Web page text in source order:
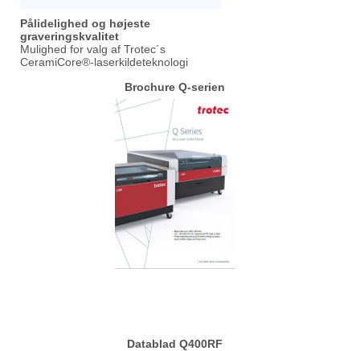
Pålidelighed og højeste
graveringskvalitet
Mulighed for valg af Trotec´s
CeramiCore®-laserkildeteknologi
Brochure Q-serien
Datablad Q400RF